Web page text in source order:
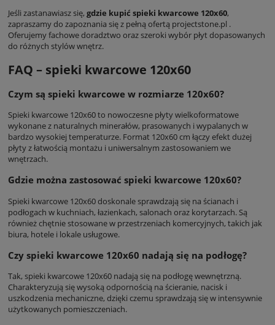
Jeśli zastanawiasz się, gdzie kupić spieki kwarcowe 120x60,
zapraszamy do zapoznania się z pełną ofertą projectstone.pl .
Oferujemy fachowe doradztwo oraz szeroki wybór płyt dopasowanych
do różnych stylów wnętrz.
FAQ – spieki kwarcowe 120x60
Czym są spieki kwarcowe w rozmiarze 120x60?
Spieki kwarcowe 120x60 to nowoczesne płyty wielkoformatowe
wykonane z naturalnych minerałów, prasowanych i wypalanych w
bardzo wysokiej temperaturze. Format 120x60 cm łączy efekt dużej
płyty z łatwością montażu i uniwersalnym zastosowaniem we
wnętrzach.
Gdzie można zastosować spieki kwarcowe 120x60?
Spieki kwarcowe 120x60 doskonale sprawdzają się na ścianach i
podłogach w kuchniach, łazienkach, salonach oraz korytarzach. Są
również chętnie stosowane w przestrzeniach komercyjnych, takich jak
biura, hotele i lokale usługowe.
Czy spieki kwarcowe 120x60 nadają się na podłogę?
Tak, spieki kwarcowe 120x60 nadają się na podłogę wewnętrzną.
Charakteryzują się wysoką odpornością na ścieranie, nacisk i
uszkodzenia mechaniczne, dzięki czemu sprawdzają się w intensywnie
użytkowanych pomieszczeniach.